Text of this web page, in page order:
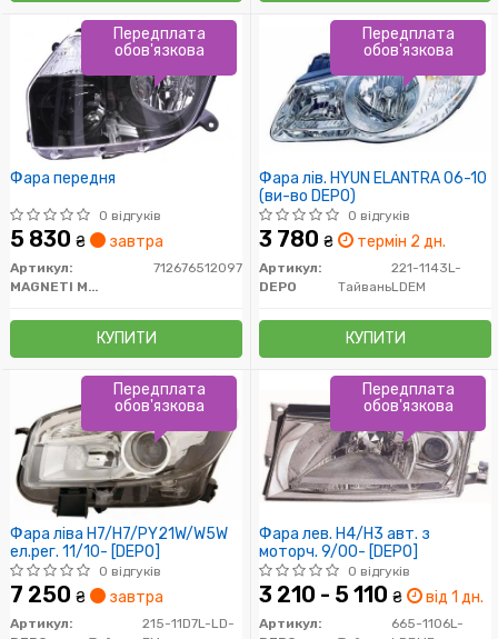
Фара передня
0 відгуків
5 830 ₴ завтра
Артикул:
712676512097
MAGNETI MARELLI
КУПИТИ
Передплата
обов'язкова
Фара лів. HYUN ELANTRA 06-10
(ви-во DEPO)
0 відгуків
3 780 ₴ термін 2 дн.
Артикул:
221-1143L-
LDEM
DEPO Тайвань
КУПИТИ
Передплата
обов'язкова
Фара ліва H7/H7/PY21W/W5W
ел.рег. 11/10- [DEPO]
0 відгуків
7 250 ₴ завтра
Артикул:
215-11D7L-LD-
Передплата
обов'язкова
Фара лев. H4/H3 авт. з
моторч. 9/00- [DEPO]
0 відгуків
3 210 - 5 110 ₴ від 1 дн.
Артикул:
665-1106L-
Передплата
обов'язкова